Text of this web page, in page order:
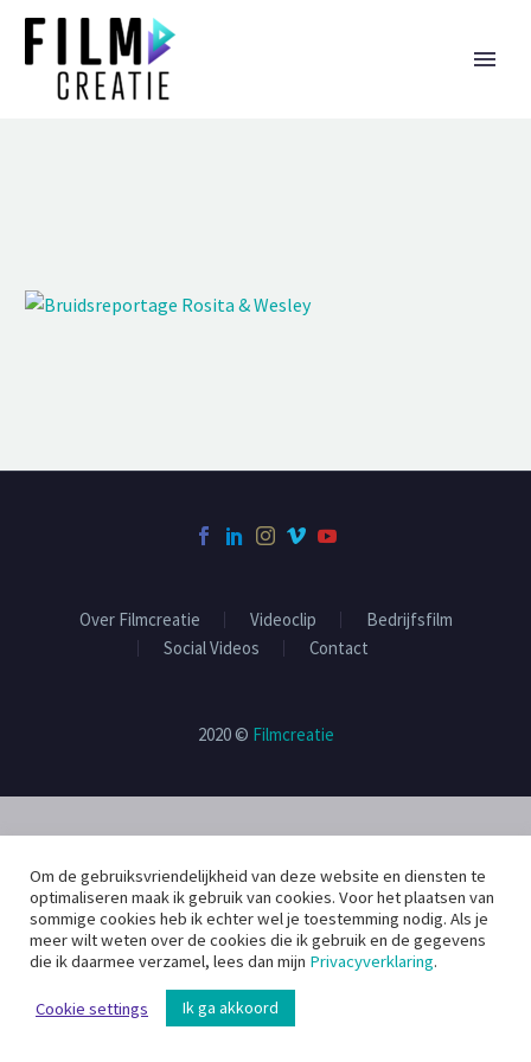
Over Filmcreatie Videoclip
Bedrijfsfilm
Social Videos
Contact
2020 © Filmcreatie
Om de gebruiksvriendelijkheid van deze website en diensten te
optimaliseren maak ik gebruik van cookies. Voor het plaatsen van
sommige cookies heb ik echter wel je toestemming nodig. Als je
meer wilt weten over de cookies die ik gebruik en de gegevens
die ik daarmee verzamel, lees dan mijn Privacyverklaring.
Cookie settings Ik ga akkoord